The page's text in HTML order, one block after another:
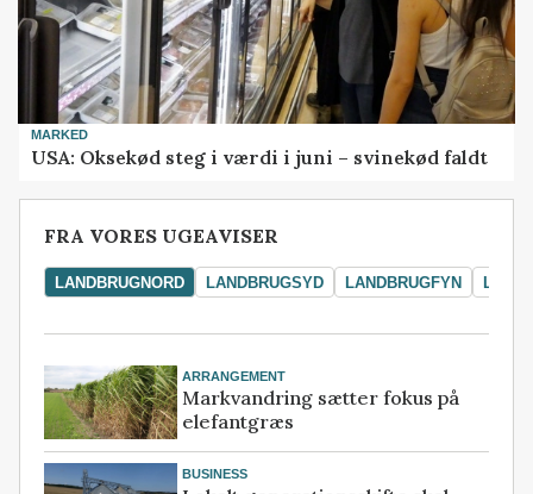
MARKED
USA: Oksekød steg i værdi i juni – svinekød faldt
FRA VORES UGEAVISER
LANDBRUGNORD LANDBRUGSYD LANDBRUGFYN
ARRANGEMENT
Markvandring sætter fokus på
elefantgræs
BUSINESS